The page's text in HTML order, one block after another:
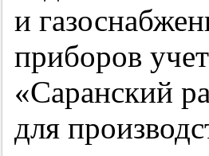
и
приборов
«Саранский
для